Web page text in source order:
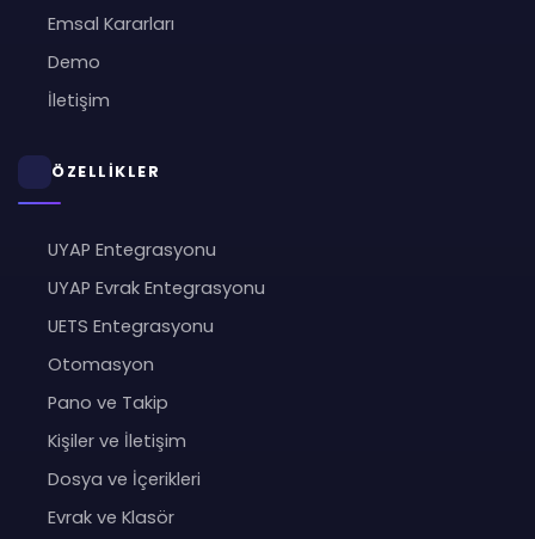
Emsal Kararları
Demo
İletişim
ÖZELLİKLER
UYAP Entegrasyonu
UYAP Evrak Entegrasyonu
UETS Entegrasyonu
Otomasyon
Pano ve Takip
Kişiler ve İletişim
Dosya ve İçerikleri
Evrak ve Klasör